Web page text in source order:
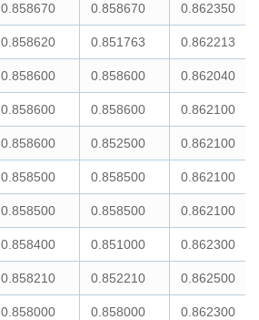
0.858670 0.858670 0.862350
0.858620 0.851763 0.862213
0.858600 0.858600 0.862040
0.858600 0.858600 0.862100
0.858600 0.852500 0.862100
0.858500 0.858500 0.862100
0.858500 0.858500 0.862100
0.858400 0.851000 0.862300
0.858210 0.852210 0.862500
0.858000 0.858000 0.862300